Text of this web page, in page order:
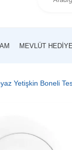
MEVLÜT
Yetişkin Boneli